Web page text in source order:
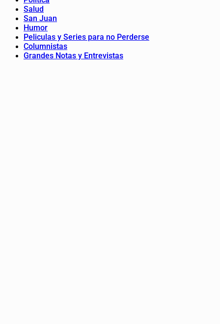
Salud
San Juan
Humor
Peliculas y Series para no Perderse
Columnistas
Grandes Notas y Entrevistas